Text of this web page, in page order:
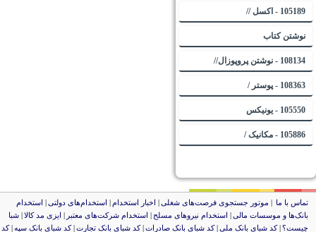
105189 - اکسل //
نوشتن کتاب
108134 - نوشتن پروپوزال//
108363 - پوستر /
105550 - یونیکس
105886 - مکانیک /
تماس با ما | موتور جستجوی فرصت‌های شغلی| اخبار استخدام |استخدام‌های دولتی| استخدام‌
بانک‌ها و موسسات مالی | استخدام‌ نیروهای مسلح |استخدام‌ شرکت‌های معتبر|ایزی مد کالا|شبا
چیست؟|کد شبای بانک ملی| کد شبای بانک صادرات |کد شبای بانک تجارت |کد شبای بانک سپه|کد